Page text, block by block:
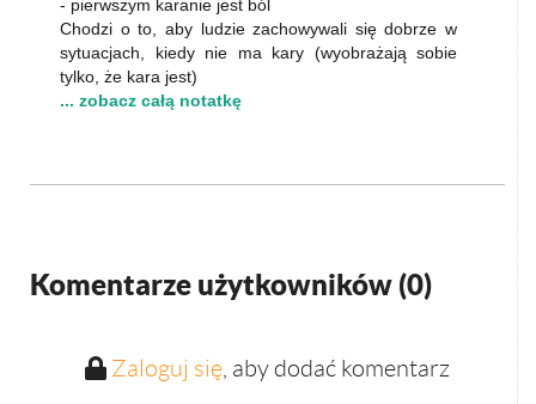
- pierwszym karanie jest ból
Chodzi o to, aby ludzie zachowywali się dobrze w
sytuacjach, kiedy nie ma kary (wyobrażają sobie
tylko, że kara jest)
... zobacz całą notatkę
Komentarze użytkowników (0)
Zaloguj się, aby dodać komentarz